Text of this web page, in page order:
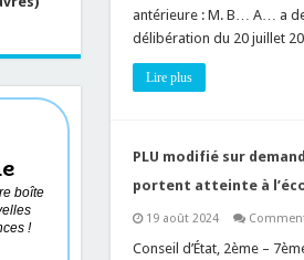
antérieure : M. B… A… a
délibération du 20 juillet
Lire plus
PLU modifié sur
portent atteinte à
19 août 2024
Conseil d’État, 2ème –
boîte
!